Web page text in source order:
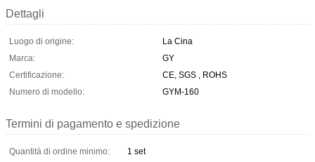
Dettagli
Luogo di origine:
La Cina
Marca:
GY
Certificazione:
CE, SGS , ROHS
Numero di modello:
GYM-160
Termini di pagamento e spedizione
Quantità di ordine minimo:
1 set